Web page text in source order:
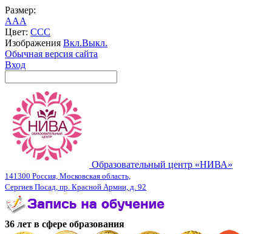
Размер:
AAA
Цвет: CCC
Изображения Вкл.Выкл.
Обычная версия сайта
Вход
Образовательный центр «НИВА»
141300 Россия, Московская область,
Сергиев Посад, пр. Красной Армии, д. 92
36 лет в сфере образования